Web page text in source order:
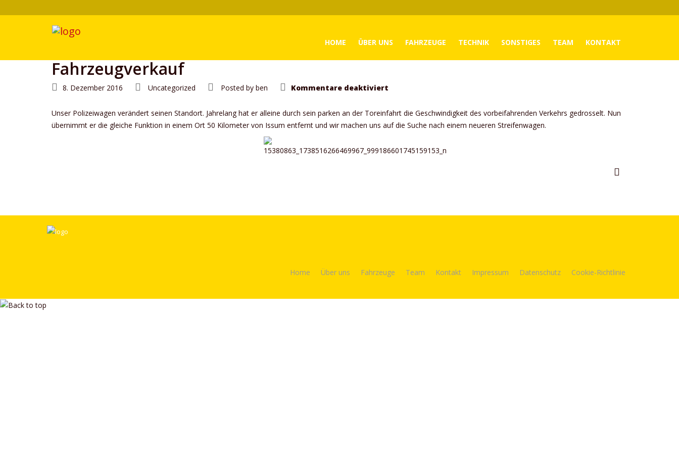
HOME ÜBER UNS FAHRZEUGE TECHNIK SONSTIGES TEAM KONTAKT
Fahrzeugverkauf
8. Dezember 2016 Uncategorized Posted by ben Kommentare deaktiviert
Unser Polizeiwagen verändert seinen Standort. Jahrelang hat er alleine durch sein parken an der Toreinfahrt die Geschwindigkeit des vorbeifahrenden Verkehrs gedrosselt. Nun
übernimmt er die gleiche Funktion in einem Ort 50 Kilometer von Issum entfernt und wir machen uns auf die Suche nach einem neueren Streifenwagen.
Home Über uns Fahrzeuge Team Kontakt Impressum Datenschutz Cookie-Richtlinie